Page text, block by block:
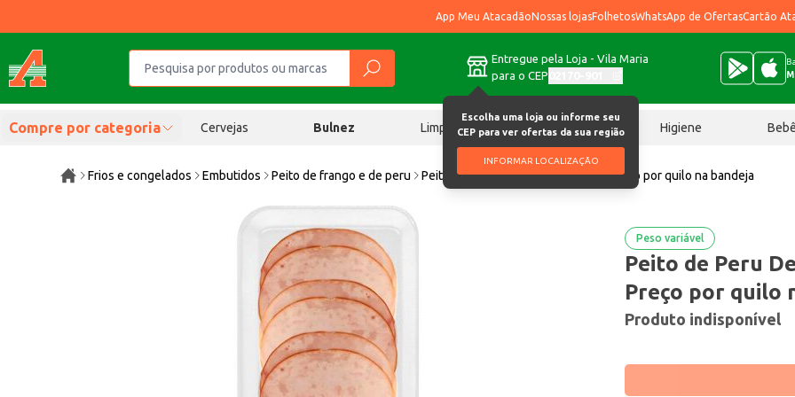
App Meu AtacadãoNossas lojasFolhetosWhatsApp de OfertasCartão
Entregue pela Loja - Vila Maria
para o CEP
Escolha uma loja ou informe seu
CEP para ver ofertas da sua região
INFORMAR LOCALIZAÇÃO
Compre por categoria Cervejas Bulnez Limpeza Chocolates Higiene
Frios e congelados Embutidos Peito de frango e de peru Peito de Peru Defumado Sadia Fat Preço por quilo na bandeja
Peso variável
Peito de Peru
Preço por quilo
Produto indisponível